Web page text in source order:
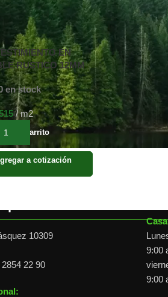
TIENDA Productos etiquetados “roble
EN
RUSTICO 12MM
VARIABLES X
VARIABLES SIN
en stock
m2
al carrito
a cotización
10309
22 90
9:00
9:00